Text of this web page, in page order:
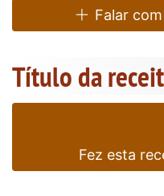
Falar
Título da
Fez esta